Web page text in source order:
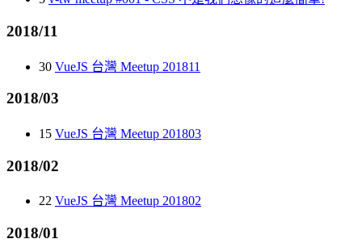
2018/11
30 VueJS 台灣 Meetup 201811
2018/03
15 VueJS 台灣 Meetup 201803
2018/02
22 VueJS 台灣 Meetup 201802
2018/01